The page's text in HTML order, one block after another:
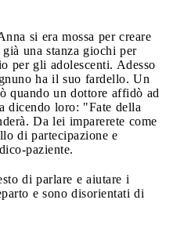
si era mossa per creare
una stanza giochi per
per gli adolescenti. Adesso
ha il suo fardello. Un
quando un dottore affidò ad
dicendo loro: "Fate della
Da lei imparerete come
di partecipazione e
paziente.
di parlare e aiutare i
e sono disorientati di